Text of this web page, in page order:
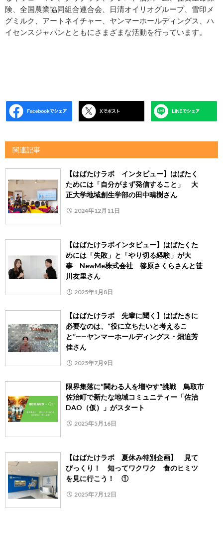
険、全国農業協同組合連合会、日清オイリオグループ、雪印メ
グミルク、アートネイチャー、ヤンマーホールディングス、ハ
イセンスジャパンとともにさまざまな活動を行っています。
関連記事
【はばたけラボ インタビュー】はばたく
ためには「自分がまず発信すること」 大
正大学地域創生学部の田中晴樹さん
2024年12月11日
【はばたけラボインタビュー】はばたくた
めには「失敗」と「やり切る経験」が大
事 NewMe株式会社 篠原さくらさんと笹
川友里さん
2025年1月8日
【はばたけラボ 先輩に聞く】はばたきに
必要なのは、“役に立ちたいと考えるこ
と”――ヤンマーホールディングス・畑迫芳
佳さん
2025年7月9日
限界集落に“関わる人を増やす”挑戦 鳥取市
佐治町で新たな地域コミュニティー「佐治
DAO（仮）」がスタート
2025年5月16日
【はばたけラボ 夏休み特別企画】 見て
びっくり！ 知ってワクワク 食のヒミツ
を見に行こう！ ①
2025年7月12日